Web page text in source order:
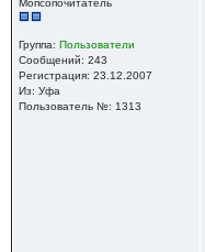
Мопсопочитатель
Группа: Пользователи
Сообщений: 243
Регистрация: 23.12.2007
Из: Уфа
Пользователь №: 1313